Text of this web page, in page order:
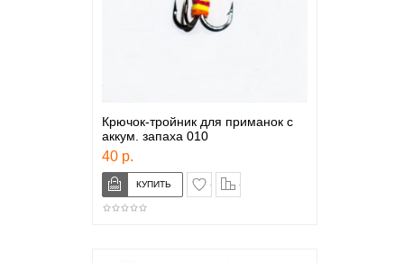
Крючок-тройник для приманок с
аккум. запаха 010
40 р.
в закладки